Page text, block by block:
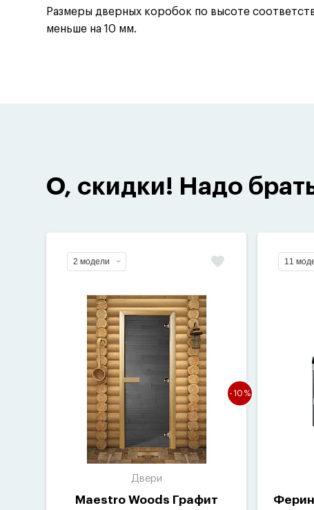
Размеры дверных коробок по высоте
меньше на 10 мм.
О, скидки! Надо
2 модели
-10%
Двери
Maestro Woods Графит
11